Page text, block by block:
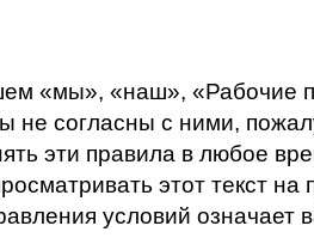
«мы», «наш», «Рабочие
согласны с ними,
эти правила в любое
этот текст на
условий означает